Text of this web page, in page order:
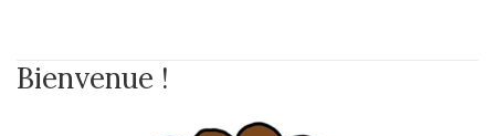
Bienvenue !